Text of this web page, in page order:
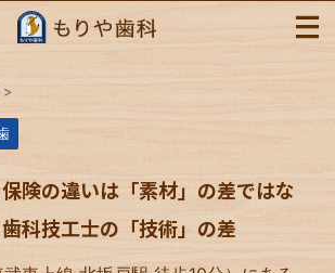
>
険の違いは「素材」の差ではな
科技工士の「技術」の差